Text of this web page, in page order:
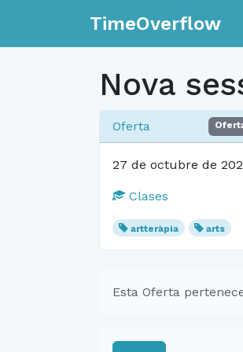
TimeOverflow
Nova
Oferta
27 de octubre de
Clases
artteràpia arts
Esta Oferta